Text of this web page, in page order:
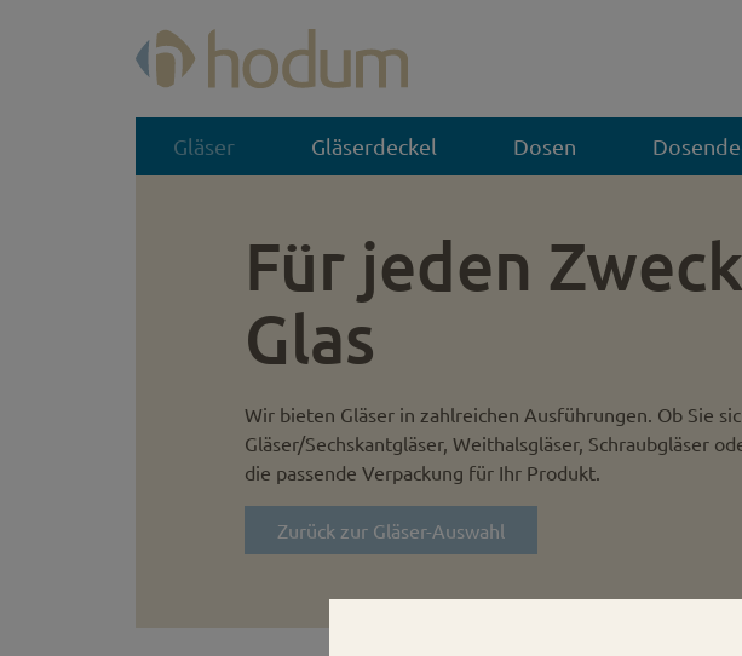
Gläser Gläserdeckel Dosen
Für jeden
Glas
Wir bieten Gläser in zahlreichen Ausführungen. Ob Sie
Gläser/Sechskantgläser, Weithalsgläser, Schraubgläser
die passende Verpackung für Ihr Produkt.
Zurück zur Gläser-Auswahl